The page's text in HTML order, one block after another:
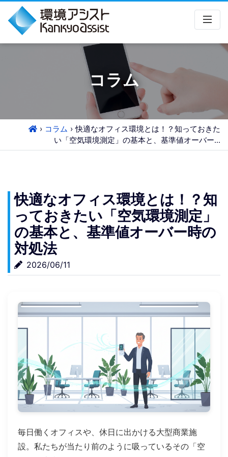
コラム
コラム
快適なオフィス環境とは！？知っておきた
い「空気環境測定」の基本と、基準値オーバー...
快適なオフィス環境とは！？知
っておきたい「空気環境測定」
の基本と、基準値オーバー時の
対処法
2026/06/11
毎日働くオフィスや、休日に出かける大型商業施
設。私たちが当たり前のように吸っているその「空